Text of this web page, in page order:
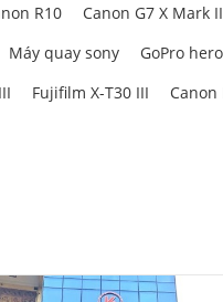
R10 Canon G7 X Mark
Máy quay sony GoPro
Fujifilm X-T30 III Canon